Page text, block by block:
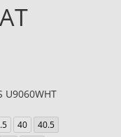
U9060WHT
40
40.5